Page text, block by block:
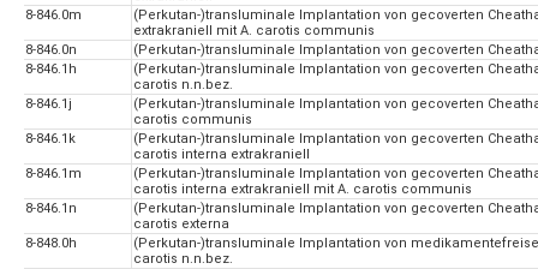
8-846.0m
(Perkutan-)transluminale Implantation von gecoverten
extrakraniell mit A. carotis communis
8-846.0n
(Perkutan-)transluminale Implantation von gecoverten
8-846.1h
(Perkutan-)transluminale Implantation von gecoverten
carotis n.n.bez.
8-846.1j
(Perkutan-)transluminale Implantation von gecoverten
carotis communis
8-846.1k
(Perkutan-)transluminale Implantation von gecoverten
carotis interna extrakraniell
8-846.1m
(Perkutan-)transluminale Implantation von gecoverten
carotis interna extrakraniell mit A. carotis communis
8-846.1n
(Perkutan-)transluminale Implantation von gecoverten
carotis externa
8-848.0h
(Perkutan-)transluminale Implantation von
carotis n.n.bez.